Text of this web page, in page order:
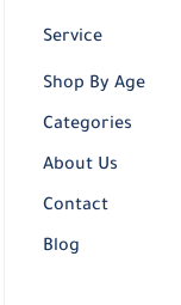
Service
Shop By Age
Categories
About Us
Contact
Blog